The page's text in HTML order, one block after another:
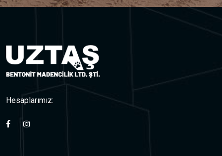
Hesaplarımız: